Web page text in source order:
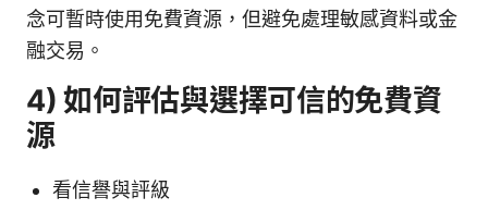
念可暫時使用免費資源，但避免處理敏感資料或金
融交易。
4) 如何評估與選擇可信的免費資
源
看信譽與評級